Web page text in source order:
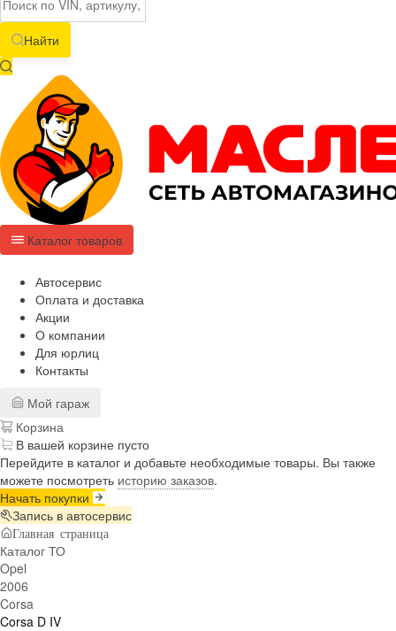
Найти
Каталог товаров
Автосервис
Оплата и доставка
Акции
О компании
Для юрлиц
Контакты
Мой гараж
Корзина
В вашей корзине пусто
Перейдите в каталог и добавьте необходимые товары. Вы также
можете посмотреть историю заказов.
Начать покупки
Запись в автосервис
Главная страница
Каталог ТО
Opel
2006
Corsa
Corsa D IV